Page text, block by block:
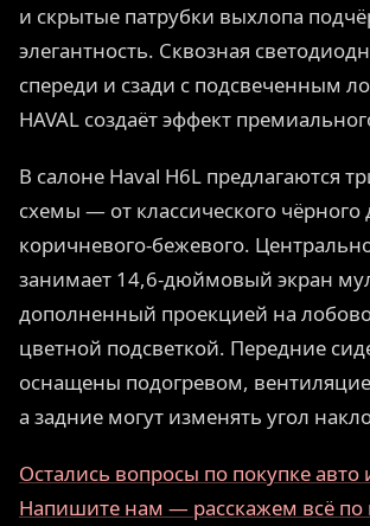
и скрытые патрубки выхлопа
элегантность. Сквозная
спереди и сзади с подсвеченным
HAVAL создаёт эффект
В салоне Haval H6L предлагаются
схемы — от классического чёрного
коричневого-бежевого.
занимает 14,6-дюймовый экран
дополненный проекцией на
цветной подсветкой. Передние
оснащены подогревом,
а задние могут изменять угол
Остались вопросы по покупке авто
Напишите нам — расскажем всё по